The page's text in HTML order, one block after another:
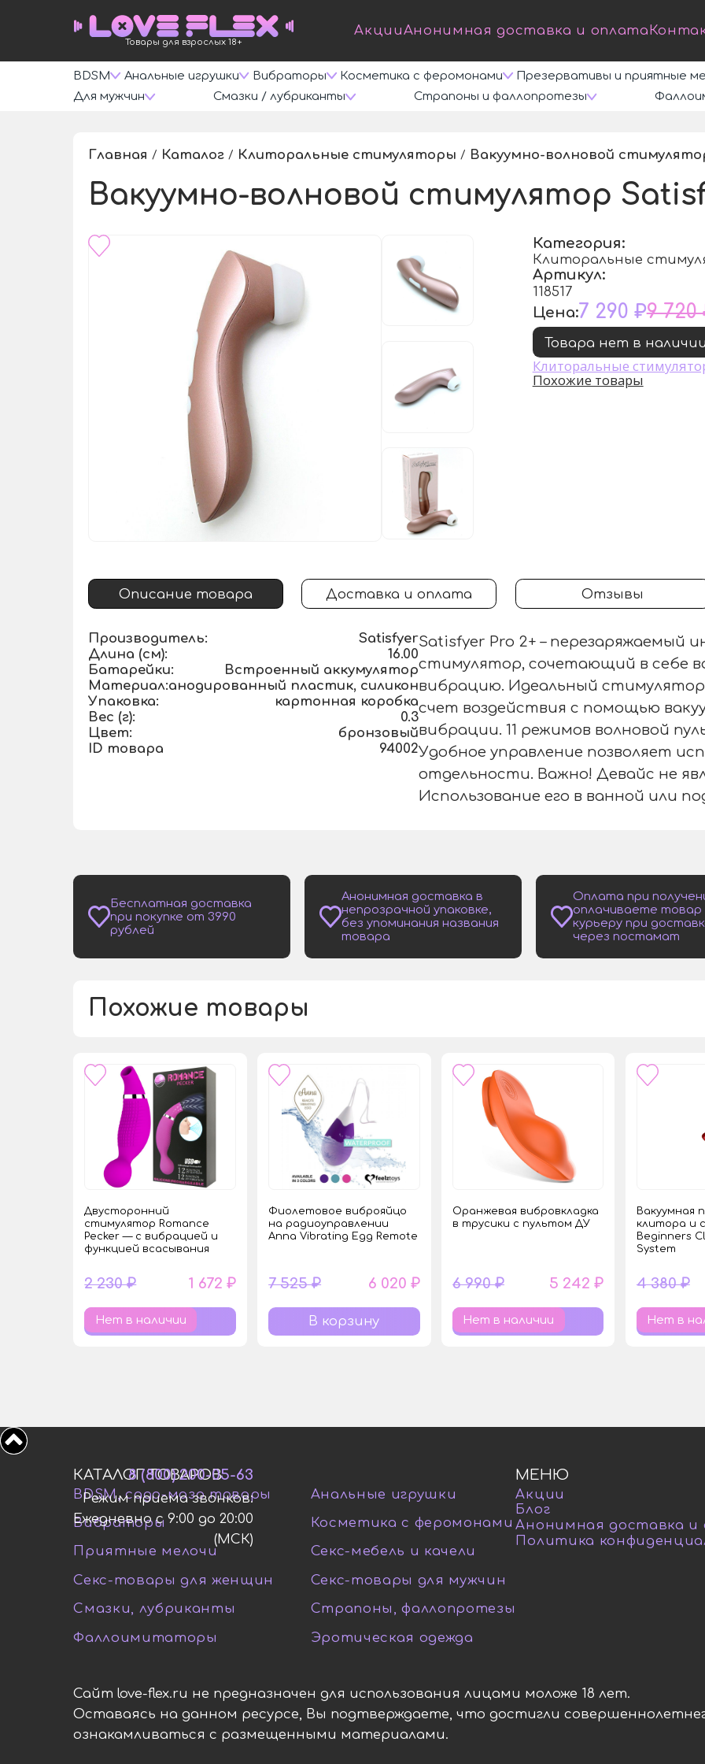
Товары для взрослых 18+
АкцииАнонимная доставка и оплата
BDSM Анальные игрушки Вибраторы Косметика с феромонами Презервативы и приятные
Для мужчин
Смазки / лубриканты Страпоны и фаллопротезы
Главная / Каталог / Клиторальные стимуляторы / Вакуумно-волновой
Вакуумно-волновой стимулятор
Категория:
Клиторальные
Артикул:
118517
Цена:7 290 ₽9 720
Товара нет в наличии
Клиторальные
Похожие товары
Описание товара Доставка и оплата Отзывы
Производитель:
Satisfyer
Длина (см):
16.00
Батарейки:
Встроенный аккумулятор
Материал:анодированный пластик, силикон
Упаковка:
картонная коробка
Вес (г):
0.3
Цвет:
бронзовый
ID товара
94002
Satisfyer Pro 2+ – перезаряжаемый
стимулятор, сочетающий в себе
вибрацию. Идеальный стимулятор
счет воздействия с помощью
вибрации. 11 режимов волновой
Удобное управление позволяет
отдельности. Важно! Девайс не
Использование его в ванной или
Бесплатная доставка
при покупке от 3990
рублей
Анонимная доставка в
непрозрачной упаковке,
без упоминания названия
товара
Оплата при
оплачиваете товар
курьеру при
через постамат
Похожие товары
Двусторонний
стимулятор Romance
Pecker — с вибрацией и
функцией всасывания
2 230 ₽ 1 672 ₽
Нет в наличии
Фиолетовое виброяйцо
на радиоуправлении
Anna Vibrating Egg Remote
7 525 ₽ 6 020 ₽
Оранжевая вибровкладка
в трусики с пультом ДУ
6 990 ₽ 5 242 ₽
Нет в наличии
Вакуумная
клитора и
Beginners
System
4 380 ₽
Нет в
КАТАЛОГ ТОВАРОВ
BDSM, садо-мазо товары
Анальные игрушки
Вибраторы
Косметика с феромонами
Приятные мелочи
Секс-мебель и качели
Секс-товары для женщин
Секс-товары для мужчин
Смазки, лубриканты
Страпоны, фаллопротезы
Фаллоимитаторы
Эротическая одежда
МЕНЮ
Акции
Блог
Анонимная доставка и
Политика
8 (800) 200-05-63
Режим приема звонков:
Ежедневно с 9:00 до 20:00
(МСК)
Сайт love-flex.ru не предназначен для использования лицами моложе 18 лет.
Оставаясь на данном ресурсе, Вы подтверждаете, что достигли
ознакамливаться с размещенными материалами.